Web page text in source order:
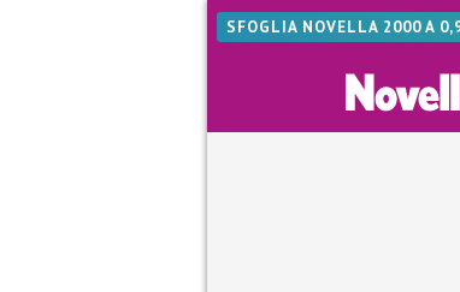
SFOGLIA NOVELLA 2000 A